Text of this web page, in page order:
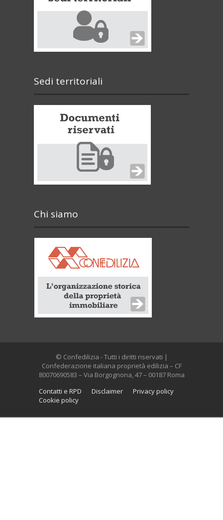
Sedi territoriali
Chi siamo
© Confedilizia - Tutti i diritti riservati |
Confederazione italiana proprietà edilizia – CF
80070690583 – Via Borgognona, 47 – 00187 Roma
Contatti e RPD
Disclaimer
Privacy policy
Cookie policy